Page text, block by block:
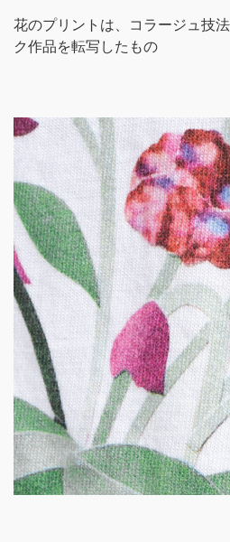
花のプリントは、コラージュ技
ク作品を転写したもの